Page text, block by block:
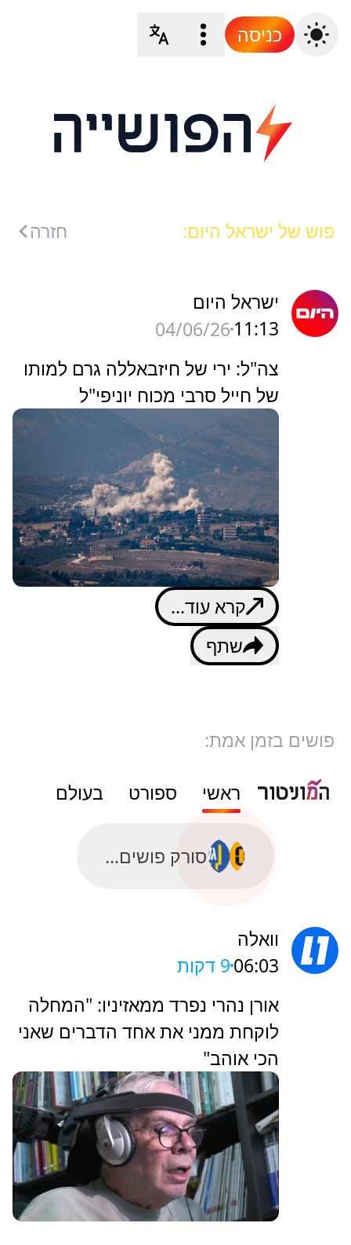
כניסה
פוש של ישראל היום: חזרה
ישראל היום
11:13
04/06/26
צה"ל: ירי של חיזבאללה גרם למותו
של חייל סרבי מכוח יוניפי"ל
קרא עוד...
שתף
פושים בזמן אמת:
ראשי ספורט בעולם
סורק פושים...
וואלה
06:039 דקות
אורן נהרי נפרד ממאזיניו: "המחלה
לוקחת ממני את אחד הדברים שאני
הכי אוהב"